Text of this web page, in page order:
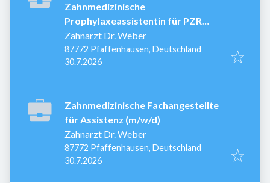
Zahnmedizinische
Prophylaxeassistentin für PZR
(m/w/d)
Zahnarzt Dr. Weber
87772 Pfaffenhausen, Deutschland
Veröffentlicht
30.7.2026
Zahnmedizinische Fachangestellte
für Assistenz (m/w/d)
Zahnarzt Dr. Weber
87772 Pfaffenhausen, Deutschland
Veröffentlicht
30.7.2026